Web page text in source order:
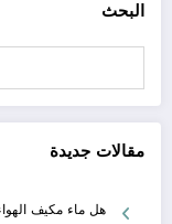
البحث
مقالات جديدة
هل ماء مكيف